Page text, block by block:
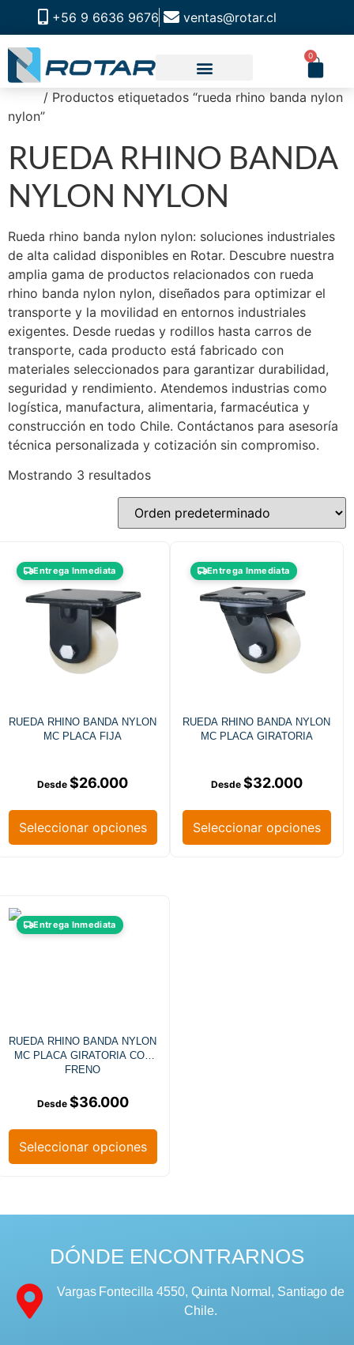
+56 9 6636 9676 ventas@rotar.cl
0
/ Productos etiquetados “rueda rhino banda nylon
nylon”
RUEDA RHINO BANDA
NYLON NYLON
Rueda rhino banda nylon nylon: soluciones industriales
de alta calidad disponibles en Rotar. Descubre nuestra
amplia gama de productos relacionados con rueda
rhino banda nylon nylon, diseñados para optimizar el
transporte y la movilidad en entornos industriales
exigentes. Desde ruedas y rodillos hasta carros de
transporte, cada producto está fabricado con
materiales seleccionados para garantizar durabilidad,
seguridad y rendimiento. Atendemos industrias como
logística, manufactura, alimentaria, farmacéutica y
construcción en todo Chile. Contáctanos para asesoría
técnica personalizada y cotización sin compromiso.
Mostrando 3 resultados
Entrega Inmediata
RUEDA RHINO BANDA NYLON
MC PLACA FIJA
$26.000
Seleccionar opciones
Entrega Inmediata
RUEDA RHINO BANDA NYLON
MC PLACA GIRATORIA
$32.000
Seleccionar opciones
Entrega Inmediata
RUEDA RHINO BANDA NYLON
MC PLACA GIRATORIA CON
FRENO
$36.000
Seleccionar opciones
DÓNDE ENCONTRARNOS
Vargas Fontecilla 4550, Quinta Normal, Santiago de
Chile.